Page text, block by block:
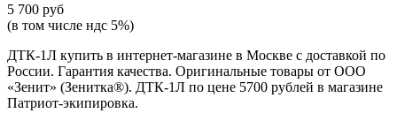
5 700 руб
(в том числе ндс 5%)
ДТК-1Л купить в интернет-магазине в Москве с доставкой по
России. Гарантия качества. Оригинальные товары от ООО
«Зенит» (Зенитка®). ДТК-1Л по цене 5700 рублей в магазине
Патриот-экипировка.